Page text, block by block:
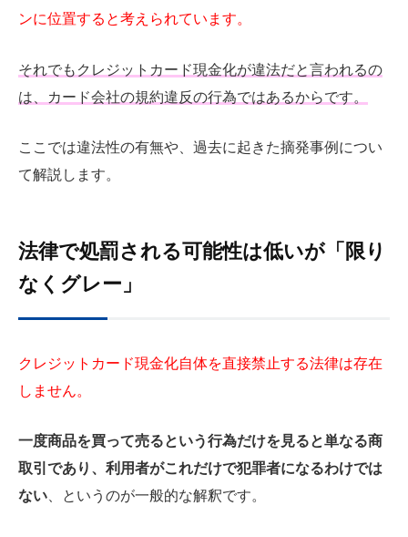
ンに位置すると考えられています。
それでもクレジットカード現金化が違法だと言われるの
は、カード会社の規約違反の行為ではあるからです。
ここでは違法性の有無や、過去に起きた摘発事例につい
て解説します。
法律で処罰される可能性は低いが「限り
なくグレー」
クレジットカード現金化自体を直接禁止する法律は存在
しません。
一度商品を買って売るという行為だけを見ると単なる商
取引であり、利用者がこれだけで犯罪者になるわけでは
ない 、というのが一般的な解釈です。